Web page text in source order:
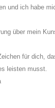
und ich habe
über mein
für dich,
leisten musst.